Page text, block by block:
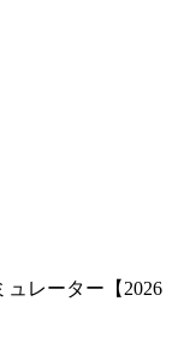
レーター【2026